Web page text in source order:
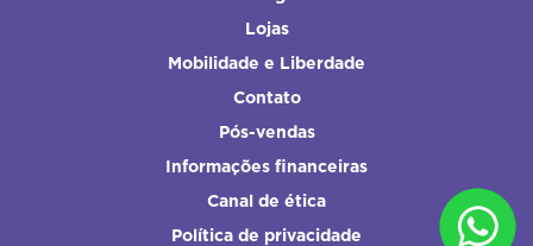
Lojas
Mobilidade e Liberdade
Contato
Pós-vendas
Informações financeiras
Canal de ética
Política de privacidade